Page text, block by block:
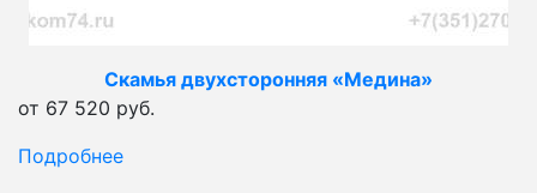
Скамья двухсторонняя «Медина»
от 67 520 руб.
Подробнее